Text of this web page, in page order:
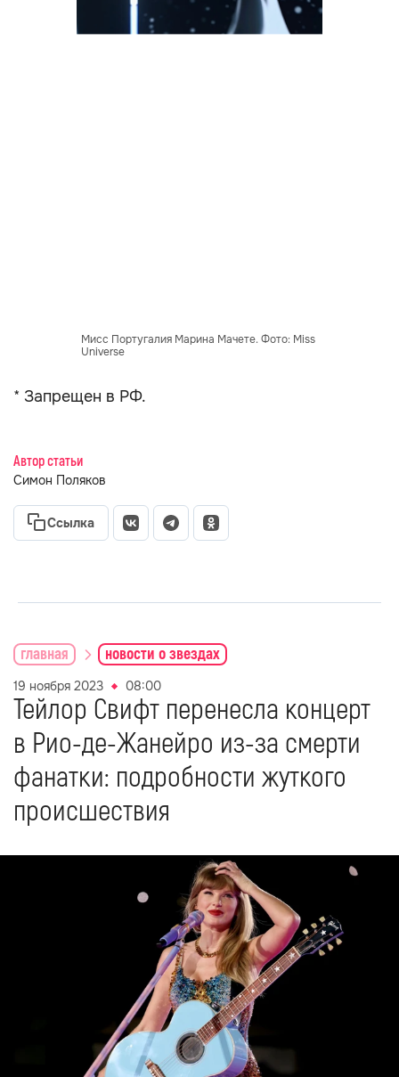
Мисс Португалия Марина Мачете. Фото: Miss
Universe
* Запрещен в РФ.
Автор статьи
Симон Поляков
Ссылка
главная новости о звездах
19 ноября 2023 08:00
Тейлор Свифт перенесла концерт
в Рио-де-Жанейро из-за смерти
фанатки: подробности жуткого
происшествия